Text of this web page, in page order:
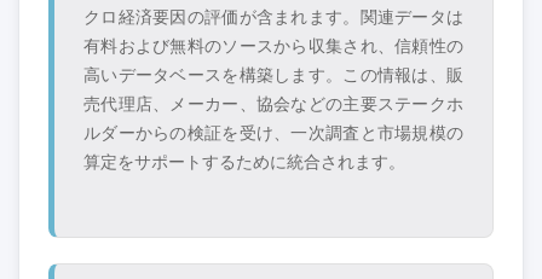
クロ経済要因の評価が含まれます。関連データは
有料および無料のソースから収集され、信頼性の
高いデータベースを構築します。この情報は、販
売代理店、メーカー、協会などの主要ステークホ
ルダーからの検証を受け、一次調査と市場規模の
算定をサポートするために統合されます。